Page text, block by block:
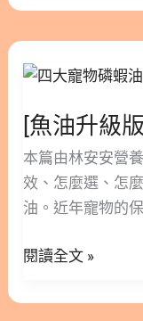
思！ 對寵物而言
油！ 這篇文章不
副作用的角度，
容目錄 : 顯示/隱
合吃磷蝦油的3大
(1)｜貓狗生理構
油關鍵(2)｜磷蝦
磷蝦油關鍵(3)｜
論：選對比選高
「南
磷
油」
才
是
毛
孩
高
本篇由林安安營
效、怎麼選、怎
油。近年寵物的
能性保健品，讓
: 顯示/隱藏 1. 寵
油
級
版]
四
大
物
蝦
閱讀全文 »